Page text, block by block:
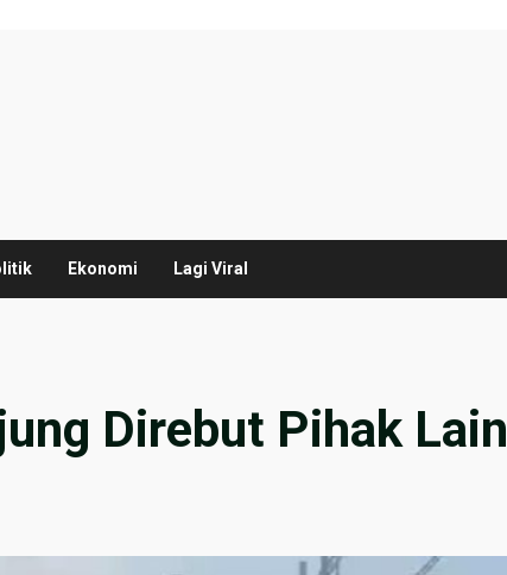
Ekonomi Lagi Viral
Direbut Pihak Lain